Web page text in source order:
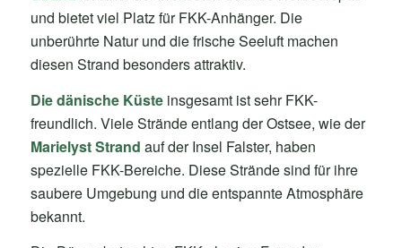
und bietet viel Platz für FKK-Anhänger. Die
unberührte Natur und die frische Seeluft machen
diesen Strand besonders attraktiv.
Die dänische Küsteinsgesamt ist sehr FKK-
freundlich. Viele Strände entlang der Ostsee, wie der
Marielyst Strand auf der Insel Falster, haben
spezielle FKK-Bereiche. Diese Strände sind für ihre
saubere Umgebung und die entspannte Atmosphäre
bekannt.